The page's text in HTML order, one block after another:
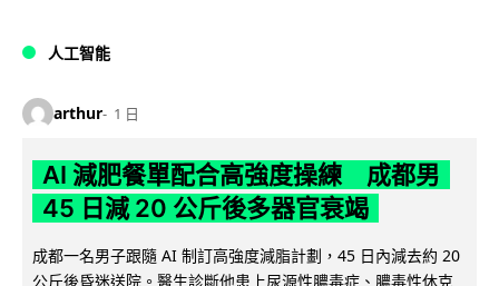
人工智能
arthur 1 日
AI 減肥餐單配合高強度操練 成都男
45 日減 20 公斤後多器官衰竭
成都一名男子跟隨 AI 制訂高強度減脂計劃，45 日內減去約 20
公斤後昏迷送院。醫生診斷他患上尿源性膿毒症、膿毒性休克